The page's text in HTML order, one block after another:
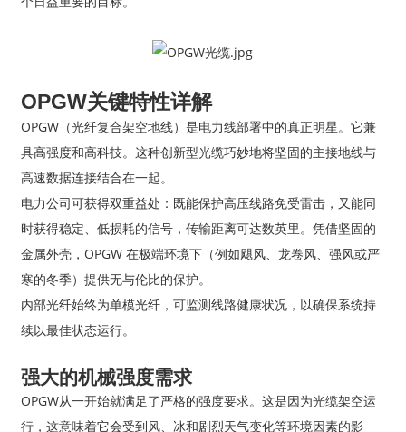
OPGW关键特性详解
OPGW（光纤复合架空地线）是电力线部署中的真正明星。它兼
具高强度和高科技。这种创新型光缆巧妙地将坚固的主接地线与
高速数据连接结合在一起。
电力公司可获得双重益处：既能保护高压线路免受雷击，又能同
时获得稳定、低损耗的信号，传输距离可达数英里。凭借坚固的
金属外壳，OPGW 在极端环境下（例如飓风、龙卷风、强风或严
寒的冬季）提供无与伦比的保护。
内部光纤始终为单模光纤，可监测线路健康状况，以确保系统持
续以最佳状态运行。
强大的机械强度需求
OPGW从一开始就满足了严格的强度要求。这是因为光缆架空运
行，这意味着它会受到风、冰和剧烈天气变化等环境因素的影